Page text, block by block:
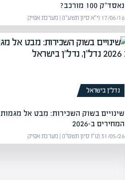
נאסד"ק 100 מורכב?
17/06/16 (י״א סיון תשע״ו) | מערכת אפיק
נדל”ן בישראל
שינויים בשוק השכירות: מבט אל מגמות
המחירים ב-2026
31/05/26 (ט״ו סיון תשפ״ו) | מערכת אפיק